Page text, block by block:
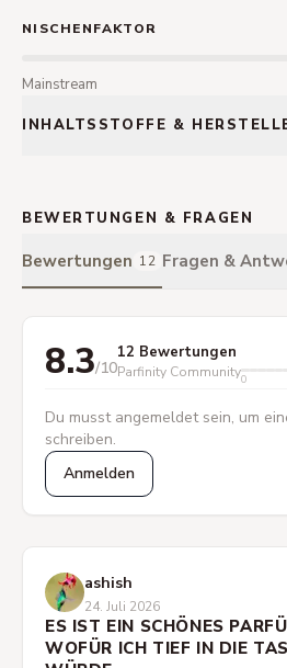
NISCHENFAKTOR
Mainstream
INHALTSSTOFFE &
BEWERTUNGEN & FRAGEN
Bewertungen 12 Fragen &
8.3/10
12 Bewertungen
Parfinity Community0
Du musst angemeldet sein, um
schreiben.
Anmelden
ashish
24. Juli 2026
ES IST EIN SCHÖNES
WOFÜR ICH TIEF IN DIE